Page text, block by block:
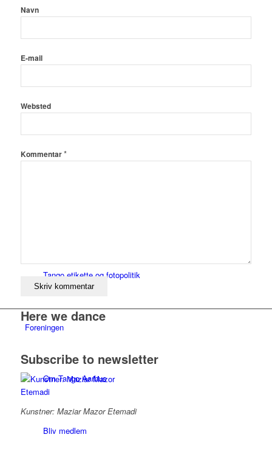
Tango etikette og fotopolitik
Foreningen
Om Tango Aarhus
Bliv medlem
Navn
E-mail
Websted
Kommentar*
Here we dance
Subscribe to newsletter
Kunstner: Maziar Mazor Etemadi